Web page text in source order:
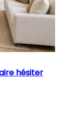
hésiter